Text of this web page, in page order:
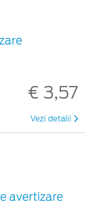
€ 3,57
Vezi detalii
avertizare